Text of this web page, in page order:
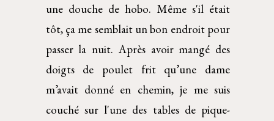
une douche de hobo. Même s'il était
tôt, ça me semblait un bon endroit pour
passer la nuit. Après avoir mangé des
doigts de poulet frit qu’une dame
m’avait donné en chemin, je me suis
couché sur l'une des tables de pique-